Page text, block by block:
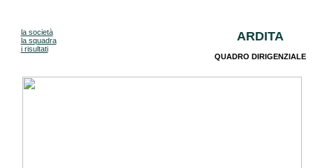
la società
la squadra
i risultati
ARDITA
QUADRO DIRIGENZIALE